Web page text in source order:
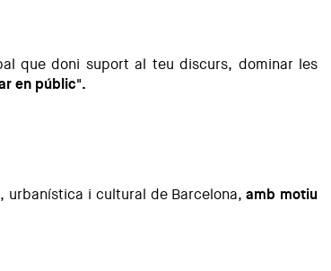
que doni suport al teu discurs, dominar les
en públic".
urbanística i cultural de Barcelona,amb motiu